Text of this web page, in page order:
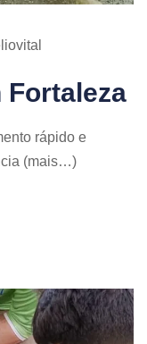
Fortaleza
rápido e
(mais…)